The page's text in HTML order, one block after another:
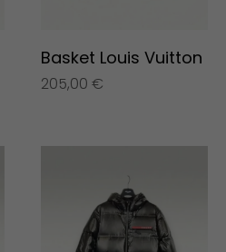
Basket Louis Vuitton
205,00 €